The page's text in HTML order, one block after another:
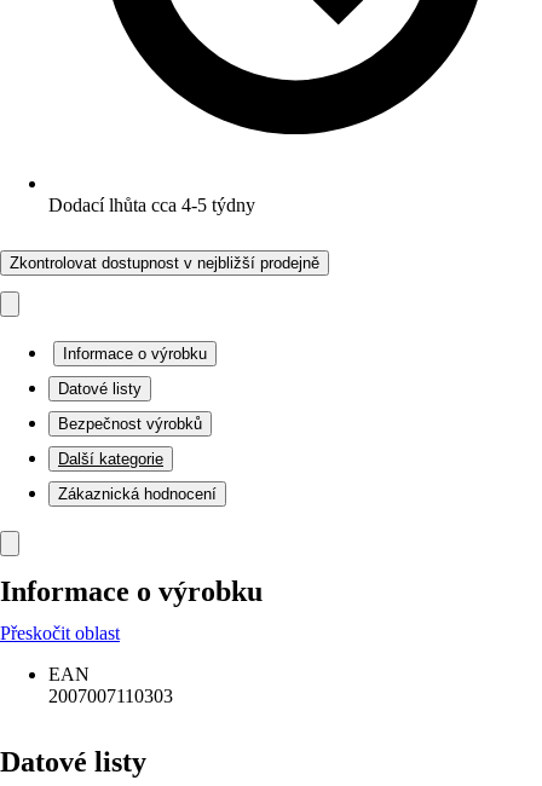
Dodací lhůta cca 4-5 týdny
Zkontrolovat dostupnost v nejbližší prodejně
Informace o výrobku
Datové listy
Bezpečnost výrobků
Další kategorie
Zákaznická hodnocení
Informace o výrobku
Přeskočit oblast
EAN
2007007110303
Datové listy